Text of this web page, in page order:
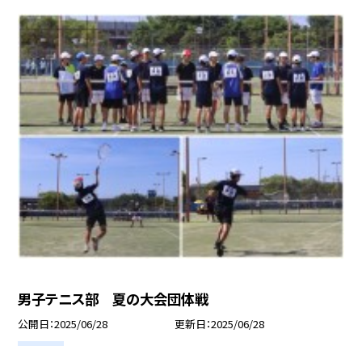
男子テニス部 夏の大会団体戦
公開日 2025/06/28 更新日 2025/06/28